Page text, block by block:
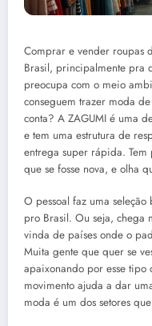
Comprar e vender roupas
Brasil, principalmente pra
preocupa com o meio
conseguem trazer moda
conta? A ZAGUMI é uma
e tem uma estrutura de
entrega super rápida.
que se fosse nova, e olha
O pessoal faz uma
pro Brasil. Ou seja, chega
vinda de países onde o
Muita gente que quer se
apaixonando por esse tipo
movimento ajuda a dar
moda é um dos setores